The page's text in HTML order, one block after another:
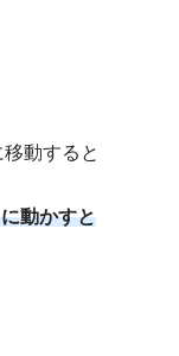
動すると
動かすと